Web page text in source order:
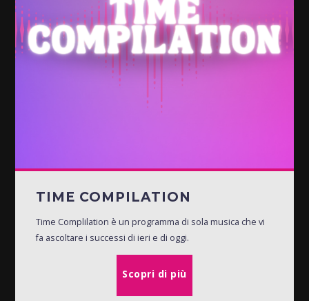
TIME COMPILATION
Time Complilation è un programma di sola musica che vi
fa ascoltare i successi di ieri e di oggi.
Scopri di più